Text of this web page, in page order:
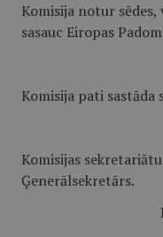
Komisija notur sēdes,
sasauc Eiropas
Komisija pati sastāda
Komisijas
Ģenerālsekretārs.